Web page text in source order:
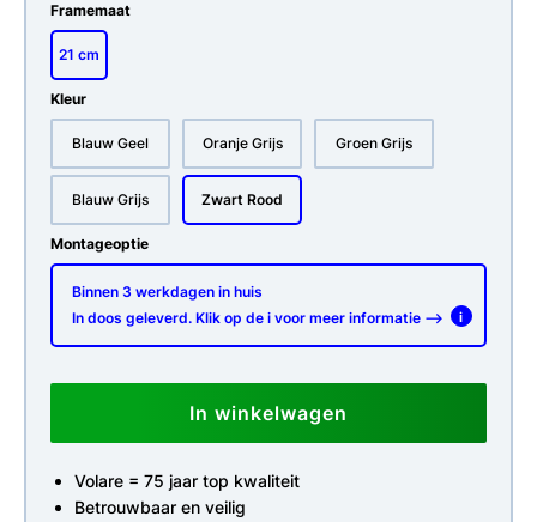
Framemaat
21 cm
Kleur
Blauw Geel Oranje Grijs Groen Grijs
Blauw Grijs Zwart Rood
Montageoptie
Binnen 3 werkdagen in huis
In doos geleverd. Klik op de i voor meer informatie -->
i
In winkelwagen
Volare = 75 jaar top kwaliteit
Betrouwbaar en veilig